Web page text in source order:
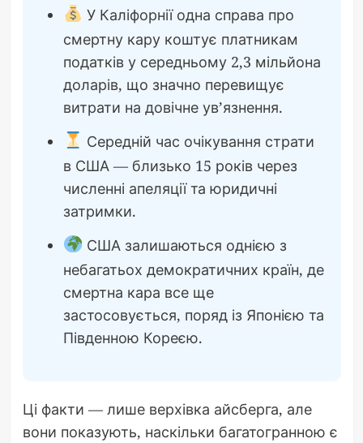
У Каліфорнії одна справа про
смертну кару коштує платникам
податків у середньому 2,3 мільйона
доларів, що значно перевищує
витрати на довічне ув’язнення.
Середній час очікування страти
в США — близько 15 років через
численні апеляції та юридичні
затримки.
США залишаються однією з
небагатьох демократичних країн, де
смертна кара все ще
застосовується, поряд із Японією та
Південною Кореєю.
Ці факти — лише верхівка айсберга, але
вони показують, наскільки багатогранною є